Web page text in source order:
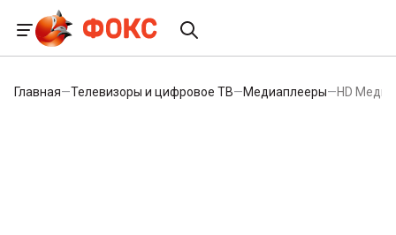
Главная—Телевизоры и цифровое ТВ—Медиаплееры—HD